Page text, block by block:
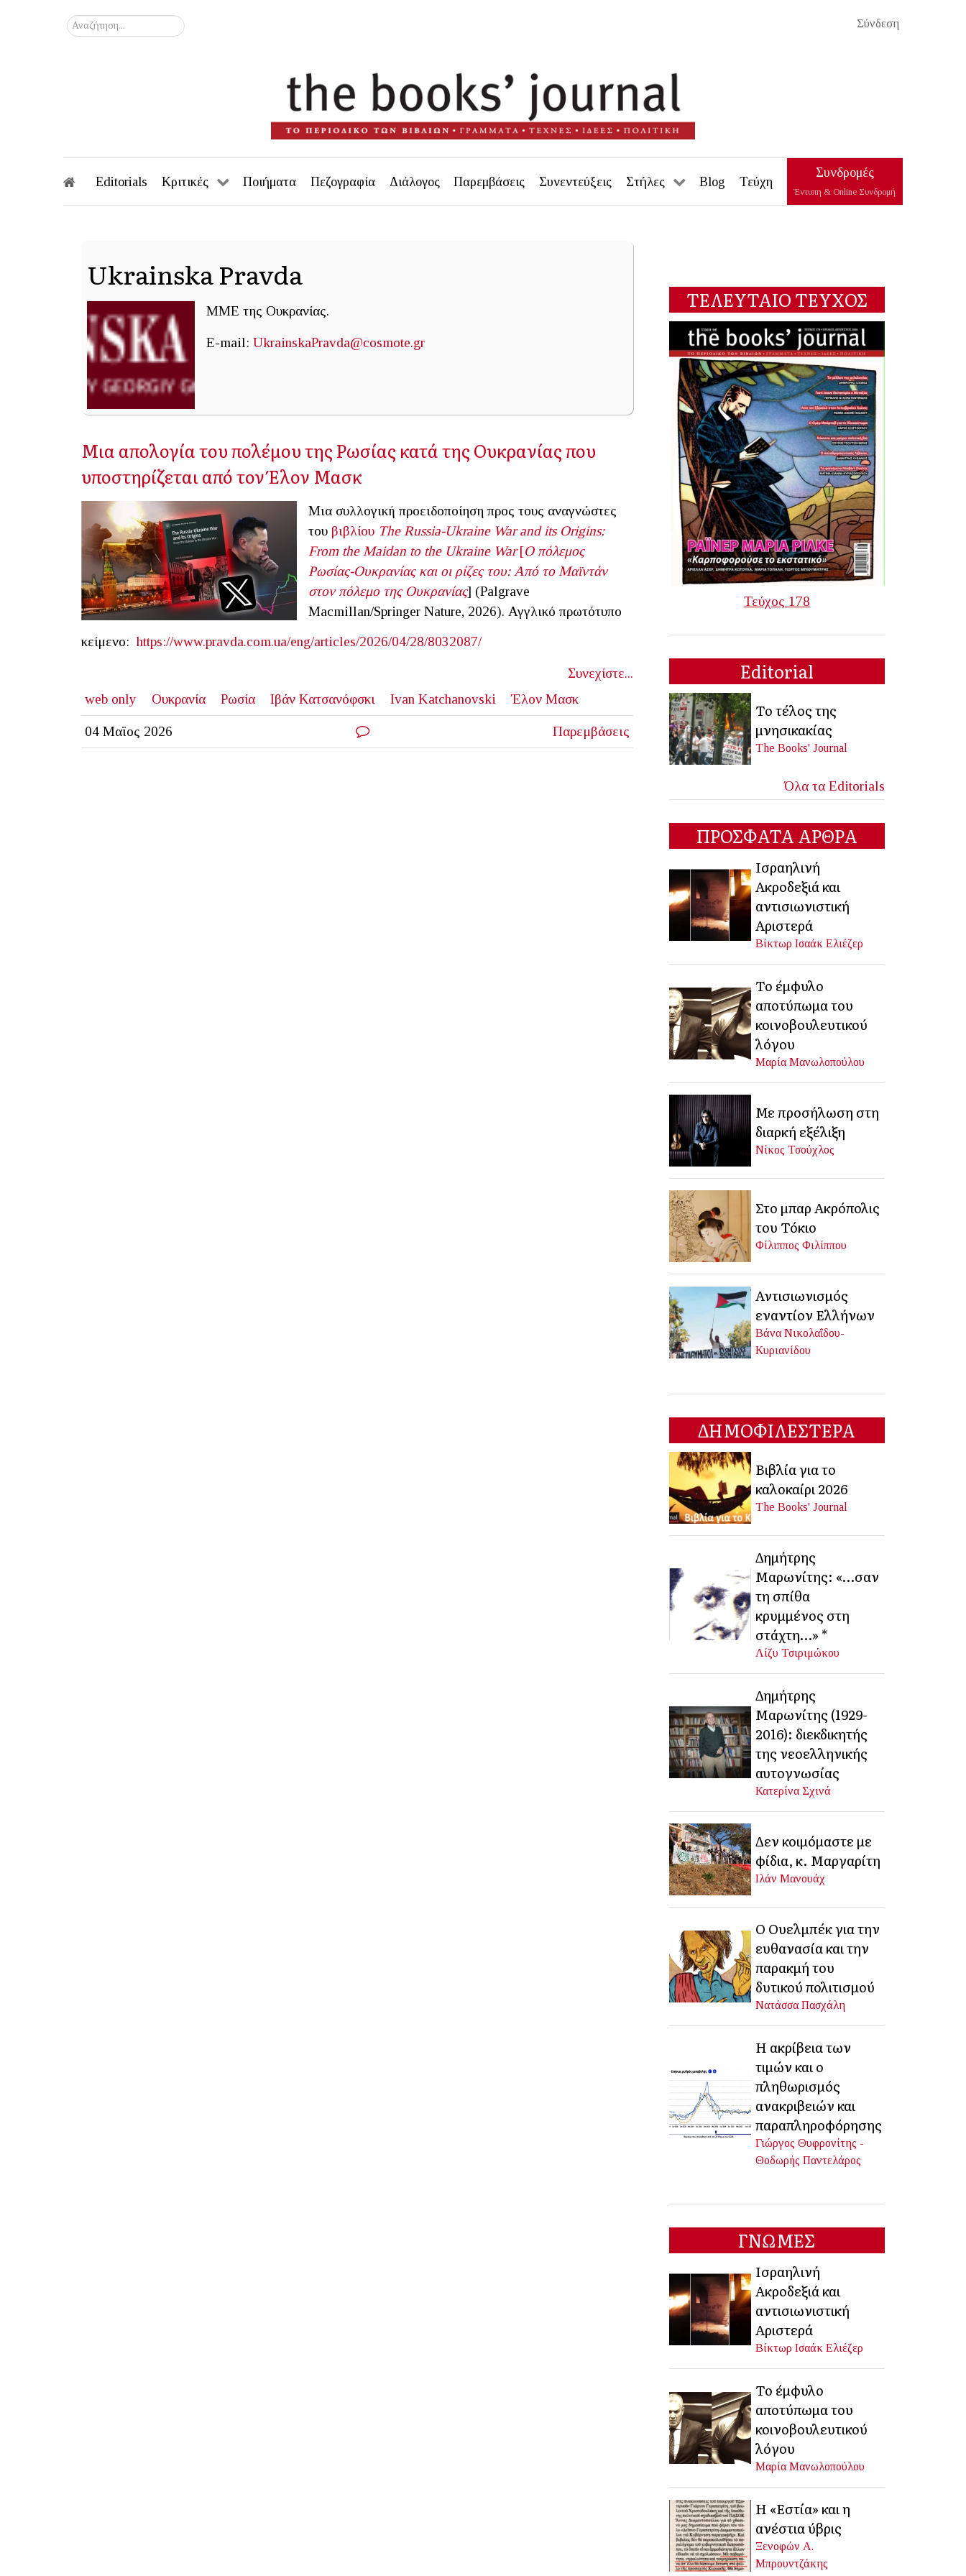
Σύνδεση
Αναζήτηση...
Editorials Κριτικές Ποιήματα Πεζογραφία Διάλογος Παρεμβάσεις Συνεντεύξεις Στήλες Blog Τεύχη
Συνδρομές
Έντυπη & Online Συνδρομή
Ukrainska Pravda
ΜΜΕ της Ουκρανίας.
E-mail: UkrainskaPravda@cosmote.gr
Μια απολογία του πολέμου της Ρωσίας κατά της Ουκρανίας που
υποστηρίζεται από τον Έλον Μασκ
Μια συλλογική προειδοποίηση προς τους αναγνώστες
του βιβλίου The Russia-Ukraine War and its Origins:
From the Maidan to the Ukraine War[Ο πόλεμος
Ρωσίας-Ουκρανίας και οι ρίζες του: Από το Μαϊντάν
στον πόλεμο της Ουκρανίας] (Palgrave
Macmillan/Springer Nature, 2026). Αγγλικό πρωτότυπο
κείμενο:https://www.pravda.com.ua/eng/articles/2026/04/28/8032087/
Συνεχίστε...
web only
Ουκρανία Ρωσία Ιβάν Κατσανόφσκι Ivan Katchanovski Έλον Μασκ
04 Μαϊος 2026 Παρεμβάσεις
ΤΕΛΕΥΤΑΙΟ ΤΕΥΧΟΣ
Τεύχος 178
Editorial
Το τέλος της
μνησικακίας
The Books' Journal
Όλα τα Editorials
ΠΡΟΣΦΑΤΑ ΑΡΘΡΑ
Ισραηλινή
Ακροδεξιά και
αντισιωνιστική
Αριστερά
Βίκτωρ Ισαάκ Ελιέζερ
Το έμφυλο
αποτύπωμα του
κοινοβουλευτικού
λόγου
Μαρία Μανωλοπούλου
Με προσήλωση στη
διαρκή εξέλιξη
Νίκος Τσούχλος
Στο μπαρ Ακρόπολις
του Τόκιο
Φίλιππος Φιλίππου
Αντισιωνισμός
εναντίον Ελλήνων
Βάνα Νικολαΐδου-
Κυριανίδου
ΔΗΜΟΦΙΛΕΣΤΕΡΑ
Βιβλία για το
καλοκαίρι 2026
The Books' Journal
Δημήτρης
Μαρωνίτης: «…σαν
τη σπίθα
κρυμμένος στη
στάχτη…» *
Λίζυ Τσιριμώκου
Δημήτρης
Μαρωνίτης (1929-
2016): διεκδικητής
της νεοελληνικής
αυτογνωσίας
Κατερίνα Σχινά
Δεν κοιμόμαστε με
φίδια, κ. Μαργαρίτη
Ιλάν Μανουάχ
Ο Ουελμπέκ για την
ευθανασία και την
παρακμή του
δυτικού πολιτισμού
Νατάσσα Πασχάλη
Η ακρίβεια των
τιμών και ο
πληθωρισμός
ανακριβειών και
παραπληροφόρησης
Γιώργος Θυφρονίτης -
Θοδωρής Παντελάρος
ΓΝΩΜΕΣ
Ισραηλινή
Ακροδεξιά και
αντισιωνιστική
Αριστερά
Βίκτωρ Ισαάκ Ελιέζερ
Το έμφυλο
αποτύπωμα του
κοινοβουλευτικού
λόγου
Μαρία Μανωλοπούλου
Η «Εστία» και η
ανέστια ύβρις
Ξενοφών Α.
Μπρουντζάκης